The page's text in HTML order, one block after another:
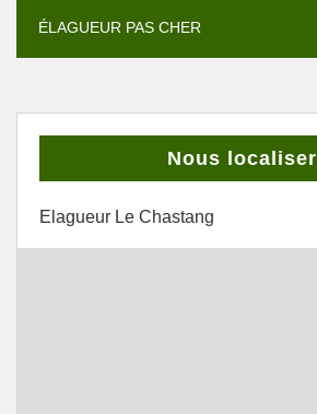
ÉLAGUEUR PAS CHER
Nous localiser
Elagueur Le Chastang